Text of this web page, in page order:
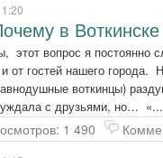
в Воткинске
этот вопрос я постоянно
и от гостей нашего города.
воткинцы)
с друзьями, но… «...
1 490